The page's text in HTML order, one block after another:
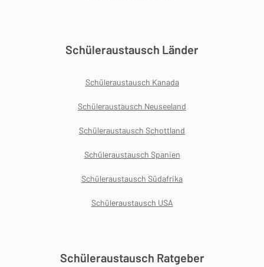
Schüleraustausch Länder
Schüleraustausch Kanada
Schüleraustausch Neuseeland
Schüleraustausch Schottland
Schüleraustausch Spanien
Schüleraustausch Südafrika
Schüleraustausch USA
Schüleraustausch Ratgeber